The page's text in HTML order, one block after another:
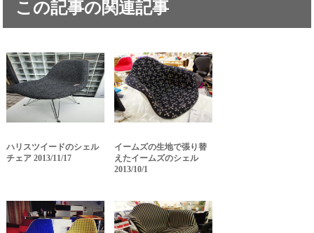
この記事の関連記事
ハリスツイードのシェル
チェア 2013/11/17
イームズの生地で張り替
えたイームズのシェル
2013/10/1